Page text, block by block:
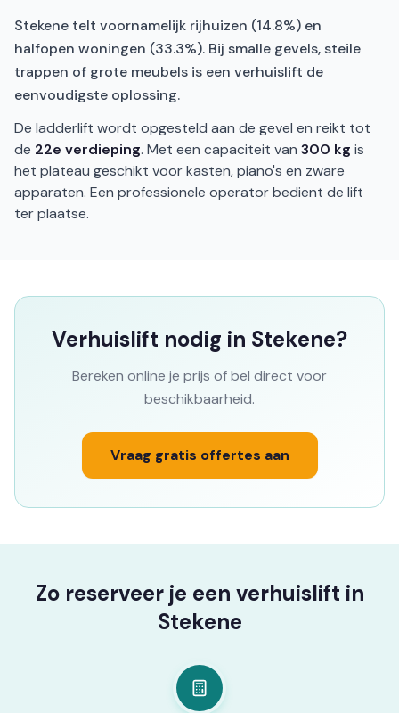
Stekene telt voornamelijk rijhuizen (14.8%) en
halfopen woningen (33.3%). Bij smalle gevels, steile
trappen of grote meubels is een verhuislift de
eenvoudigste oplossing.
De ladderlift wordt opgesteld aan de gevel en reikt tot
de 22e verdieping. Met een capaciteit van 300 kg is
het plateau geschikt voor kasten, piano's en zware
apparaten. Een professionele operator bedient de lift
ter plaatse.
Verhuislift nodig in Stekene?
Bereken online je prijs of bel direct voor
beschikbaarheid.
Vraag gratis offertes aan
Zo reserveer je een verhuislift in
Stekene